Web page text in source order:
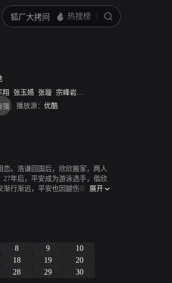
翔 张玉嬿 张璇 宗峰岩 齐千郡
强 播放源： 优酷
。浩谦回国后，欣欣搬家，两人
年后，平安成为游泳选手，偕欣
渐行渐远，平安也因腿伤退出泳
展开
8 9
10
18 19
20
28 29 30